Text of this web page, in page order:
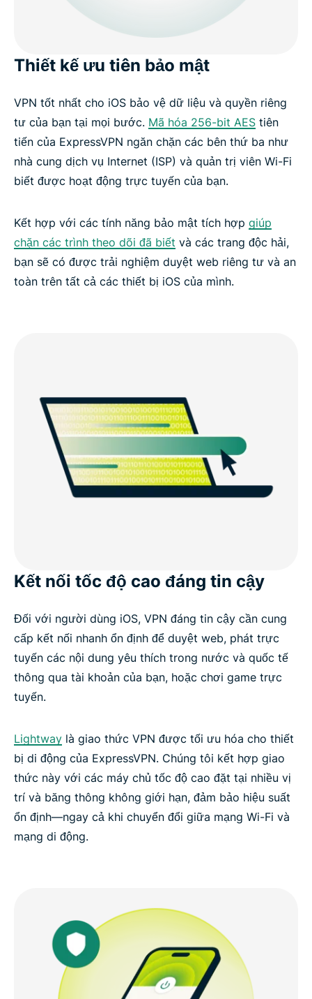
Thiết kế ưu tiên bảo mật
VPN tốt nhất cho iOS bảo vệ dữ liệu và quyền riêng
tư của bạn tại mọi bước. Mã hóa 256-bit AES tiên
tiến của ExpressVPN ngăn chặn các bên thứ ba như
nhà cung dịch vụ Internet (ISP) và quản trị viên Wi-Fi
biết được hoạt động trực tuyến của bạn.
Kết hợp với các tính năng bảo mật tích hợp giúp
chặn các trình theo dõi đã biết và các trang độc hải,
bạn sẽ có được trải nghiệm duyệt web riêng tư và an
toàn trên tất cả các thiết bị iOS của mình.
Kết nối tốc độ cao đáng tin cậy
Đối với người dùng iOS, VPN đáng tin cậy cần cung
cấp kết nối nhanh ổn định để duyệt web, phát trực
tuyến các nội dung yêu thích trong nước và quốc tế
thông qua tài khoản của bạn, hoặc chơi game trực
tuyến.
Lightway là giao thức VPN được tối ưu hóa cho thiết
bị di động của ExpressVPN. Chúng tôi kết hợp giao
thức này với các máy chủ tốc độ cao đặt tại nhiều vị
trí và băng thông không giới hạn, đảm bảo hiệu suất
ổn định—ngay cả khi chuyển đổi giữa mạng Wi-Fi và
mạng di động.